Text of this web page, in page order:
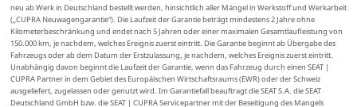
neu ab Werk in Deutschland bestellt werden, hinsichtlich aller Mängel in Werkstoff und Werkarbeit
(„CUPRA Neuwagengarantie“). Die Laufzeit der Garantie beträgt mindestens 2 Jahre ohne
Kilometerbeschränkung und endet nach 5 Jahren oder einer maximalen Gesamtlaufleistung von
150.000 km, je nachdem, welches Ereignis zuerst eintritt. Die Garantie beginnt ab Übergabe des
Fahrzeugs oder ab dem Datum der Erstzulassung, je nachdem, welches Ereignis zuerst eintritt.
Unabhängig davon beginnt die Laufzeit der Garantie, wenn das Fahrzeug durch einen SEAT |
CUPRA Partner in dem Gebiet des Europäischen Wirtschaftsraums (EWR) oder der Schweiz
ausgeliefert, zugelassen oder genutzt wird. Im Garantiefall beauftragt die SEAT S.A. die SEAT
Deutschland GmbH bzw. die SEAT | CUPRA Servicepartner mit der Beseitigung des Mangels